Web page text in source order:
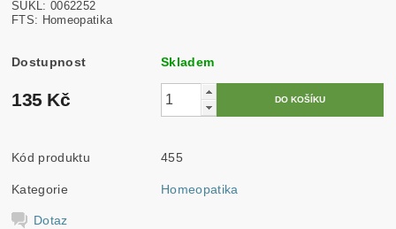
SÚKL: 0062252
FTS: Homeopatika
Dostupnost Skladem
135 Kč
Kód produktu 455
Kategorie Homeopatika
Dotaz